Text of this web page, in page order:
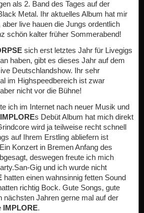
als 2. Band des Tages auf der
Metal. Ihr aktuelles Album hat mir
live hauen die Jungs ordentlich
schön kalter früher Sommerabend!
sich erst letztes Jahr für Livegigs
haben, gibt es dieses Jahr auf dem
Deutschlandshow. Ihr sehr
im Highspeedbereich ist zwar
nicht vor die Bühne!
ich im Internet nach neuer Musik und
IMPLOREs Debüt Album hat mich direkt
wird ja teilweise recht schnell
auf Ihrem Erstling abliefern ist
Konzert in Bremen Anfang des
deswegen freute ich mich
Gig und ich wurde nicht
hatten einen wahnsinnig fetten Sound
richtig Bock. Gute Songs, gute
nächsten Jahren gerne mal auf der
IMPLORE.